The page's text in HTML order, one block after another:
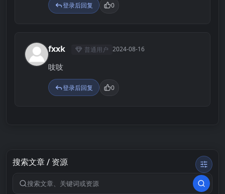
登录后回复 0
F fxxk 普通用户 2024-08-16
吱吱
登录后回复 0
搜索文章 / 资源
搜索关键词